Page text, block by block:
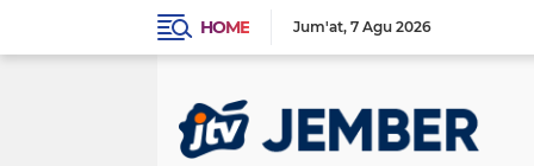
HOME Jum'at 7 Agu 2026